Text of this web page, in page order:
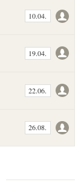
10.04.
19.04.
22.06.
26.08.